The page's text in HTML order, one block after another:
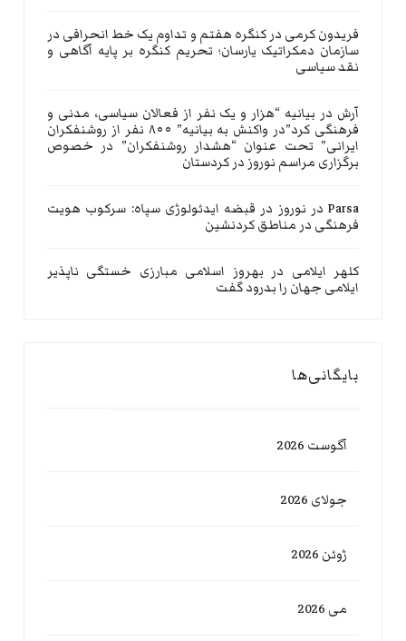
فریدون کرمی درکنگره هفتم و تداوم یک خط انحرافی در
سازمان دمکراتیک یارسان؛ تحریم کنگره بر پایه آگاهی و
نقد سیاسی
آرش در بیانیه “هزار و یک نفر از فعالان سیاسی، مدنی و
فرهنگی کرد”در واکنش به بیانیه” ۸۰۰ نفر از روشنفکران
ایرانی” تحت عنوان “هشدار روشنفکران” در خصوص
برگزاری مراسم نوروز در کردستان
Parsa در نوروز در قبضه ایدئولوژی سپاه: سرکوب هویت
فرهنگی در مناطق کردنشین
کلهر ایلامی در بهروز اسلامی مبارزی خستگی ناپذیر
ایلامی جهان را بدرود گفت
بایگانی‌ها
آگوست 2026
جولای 2026
ژوئن 2026
می 2026